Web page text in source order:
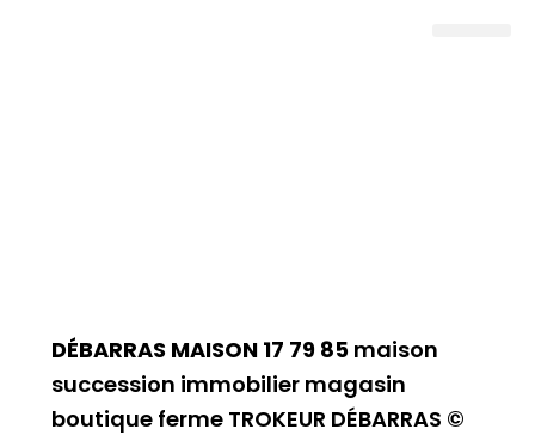
DÉBARRAS MAISON 17 79 85 maison
succession immobilier magasin
boutique ferme TROKEUR DÉBARRAS ©